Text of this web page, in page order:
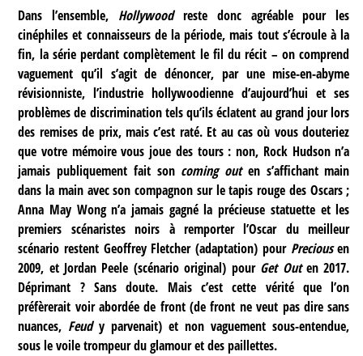
Dans l’ensemble, Hollywoodreste donc agréable pour les
cinéphiles et connaisseurs de la période, mais tout s’écroule à la
fin, la série perdant complètement le fil du récit – on comprend
vaguement qu’il s’agit de dénoncer, par une mise-en-abyme
révisionniste, l’industrie hollywoodienne d’aujourd’hui et ses
problèmes de discrimination tels qu’ils éclatent au grand jour lors
des remises de prix, mais c’est raté. Et au cas où vous douteriez
que votre mémoire vous joue des tours : non, Rock Hudson n’a
jamais publiquement fait son coming outen s’affichant main
dans la main avec son compagnon sur le tapis rouge des Oscars ;
Anna May Wong n’a jamais gagné la précieuse statuette et les
premiers scénaristes noirs à remporter l’Oscar du meilleur
scénario restent Geoffrey Fletcher (adaptation) pour Preciousen
2009, et Jordan Peele (scénario original) pourGet Outen 2017.
Déprimant ? Sans doute. Mais c’est cette vérité que l’on
préfèrerait voir abordée de front (de front ne veut pas dire sans
nuances, Feudy parvenait) et non vaguement sous-entendue,
sous le voile trompeur du glamour et des paillettes.